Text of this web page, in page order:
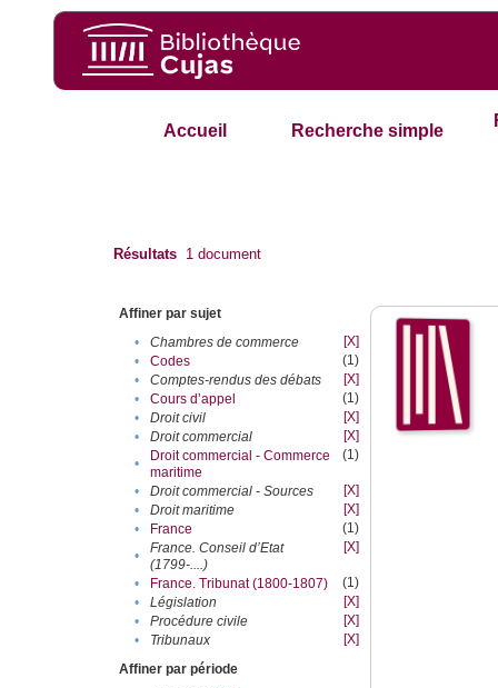
Accueil Recherche simple
Résultats 1 document
Affiner par sujet
•
Chambres de commerce
[X]
•
Codes
(1)
•
Comptes-rendus des débats
[X]
•
Cours d’appel
(1)
•
Droit civil
[X]
•
Droit commercial
[X]
•
Droit commercial - Commerce
maritime
(1)
• Droit commercial - Sources
[X]
•
Droit maritime
[X]
•
France
(1)
•
France. Conseil d’Etat
(1799-....)
[X]
• France. Tribunat (1800-1807)
(1)
•
Législation
[X]
•
Procédure civile
[X]
•
Tribunaux
[X]
Affiner par période